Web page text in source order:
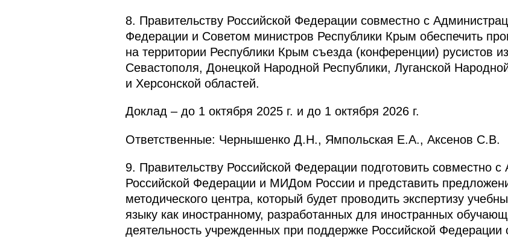
8. Правительству Российской Федерации совместно с
Федерации и Советом министров Республики Крым обеспечить
на территории Республики Крым съезда (конференции) русистов
Севастополя, Донецкой Народной Республики, Луганской
и Херсонской областей.
Доклад – до 1 октября 2025 г. и до 1 октября 2026 г.
Ответственные: Чернышенко Д.Н., Ямпольская Е.А., Аксенов С.В.
9. Правительству Российской Федерации подготовить совместно
Российской Федерации и МИДом России и представить
методического центра, который будет проводить экспертизу
языку как иностранному, разработанных для иностранных
деятельность учрежденных при поддержке Российской Федерации